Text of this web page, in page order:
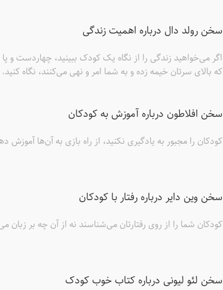
سخن رولد دال درباره اهمیت زندگی
اگر می‌خواهید زندگی را از نگاه یک کودک ببینید، چهاردست و پا
که بالای سرتان خیمه زده و به شما امر و نهی می‌کنند، نگاه کنید.
سخن افلاطون درباره آموزش به کودکان
کودکان را مجبور به یادگیری نکنید، از راه بازی به آن‌ها آموزش
سخن وین دایر درباره رفتار با کودکان
کودکان شما را از روی رفتارتان می‌شناسند نه از آن چه بر زبان
سخن لئو لیونی درباره کتاب خوب کودک